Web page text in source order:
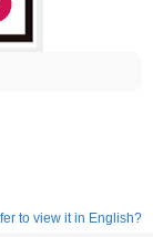
to view it in English?